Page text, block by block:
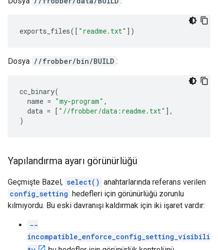
exports_files([ "readme.txt" ])
Dosya //frobber/bin/BUILD :
cc_binary(
name = "my-program" ,
data = [ "//frobber/data:readme.txt" ],
)
Yapılandırma ayarı görünürlüğü
Geçmişte Bazel, select() anahtarlarında referans verilen
config_setting hedefleri için görünürlüğü zorunlu
kılmıyordu. Bu eski davranışı kaldırmak için iki işaret vardır:
--
incompatible_enforce_config_setting_visibili